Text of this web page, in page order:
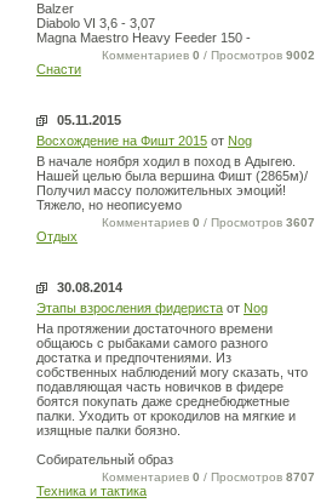
Balzer
Diabolo VI 3,6 - 3,07
Magna Maestro Heavy Feeder 150 -
Комментариев 0 / Просмотров 9002
Снасти
05.11.2015
Восхождение на Фишт 2015 от Nog
В начале ноября ходил в поход в Адыгею.
Нашей целью была вершина Фишт (2865м)/
Получил массу положительных эмоций!
Тяжело, но неописуемо
Комментариев 0 / Просмотров 3607
Отдых
30.08.2014
Этапы взросления фидериста от Nog
На протяжении достаточного времени
общаюсь с рыбаками самого разного
достатка и предпочтениями. Из
собственных наблюдений могу сказать, что
подавляющая часть новичков в фидере
боятся покупать даже среднебюджетные
палки. Уходить от крокодилов на мягкие и
изящные палки боязно.
Собирательный образ
Комментариев 0 / Просмотров 8707
Техника и тактика